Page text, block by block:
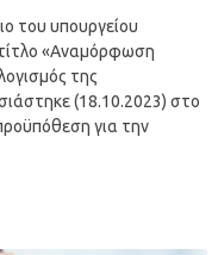
του υπουργείου
«Αναμόρφωση
της
(18.10.2023) στο
για την